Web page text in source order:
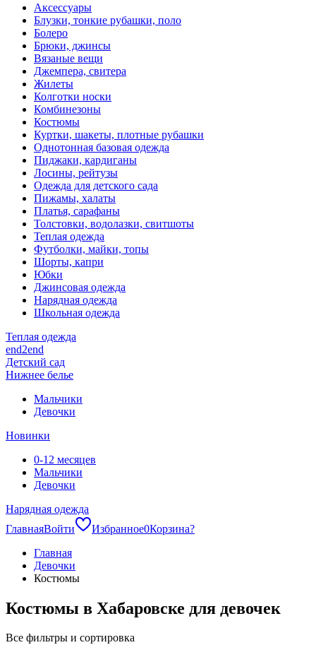
Аксессуары
Блузки, тонкие рубашки, поло
Болеро
Брюки, джинсы
Вязаные вещи
Джемпера, свитера
Жилеты
Колготки носки
Комбинезоны
Костюмы
Куртки, шакеты, плотные рубашки
Однотонная базовая одежда
Пиджаки, кардиганы
Лосины, рейтузы
Одежда для детского сада
Пижамы, халаты
Платья, сарафаны
Толстовки, водолазки, свитшоты
Теплая одежда
Футболки, майки, топы
Шорты, капри
Юбки
Джинсовая одежда
Нарядная одежда
Школьная одежда
Теплая одежда
end2end
Детский сад
Нижнее белье
Мальчики
Девочки
Новинки
0-12 месяцев
Мальчики
Девочки
Нарядная одежда
ГлавнаяВойти Избранное0Корзина?
Главная
Девочки
Костюмы
Костюмы в Хабаровске для девочек
Все фильтры и сортировка